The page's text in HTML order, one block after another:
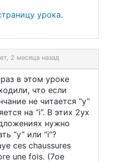
урока.
2 месяца назад
в этом уроке
что если
не читается “y”
на “i”. В этих 2ух
нужно
“y” или “i”?
ces chaussures
une fois. (7ое